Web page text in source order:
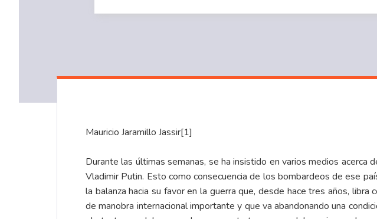
Mauricio Jaramillo Jassir[1]
Durante las últimas semanas, se ha insistido en varios medios
Vladimir Putin. Esto como consecuencia de los bombardeos de ese
la balanza hacia su favor en la guerra que, desde hace tres años, libra
de manobra internacional importante y que va abandonando una